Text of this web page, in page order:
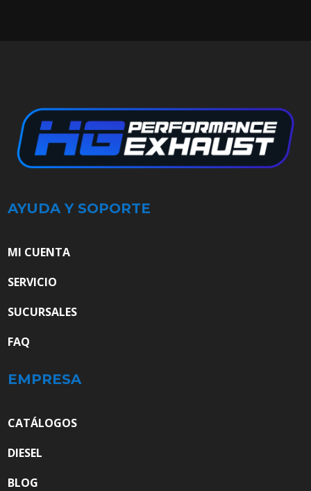
AYUDA Y SOPORTE
MI CUENTA
SERVICIO
SUCURSALES
FAQ
EMPRESA
CATÁLOGOS
DIESEL
BLOG